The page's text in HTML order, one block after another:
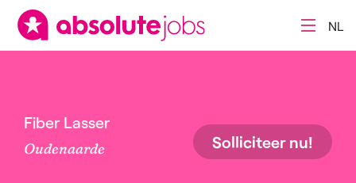
NL
Fiber Lasser
Oudenaarde Solliciteer nu!